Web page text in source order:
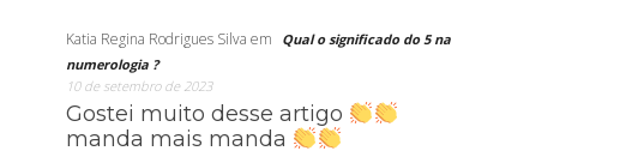
Katia Regina Rodrigues Silva em
Qual o significado do 5 na
numerologia ?
10 de setembro de 2023
Gostei muito desse artigo
manda mais manda